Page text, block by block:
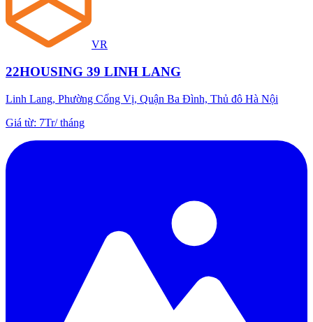
VR
22HOUSING 39 LINH LANG
Linh Lang, Phường Cống Vị, Quận Ba Đình, Thủ đô Hà Nội
Giá từ: 7Tr/tháng